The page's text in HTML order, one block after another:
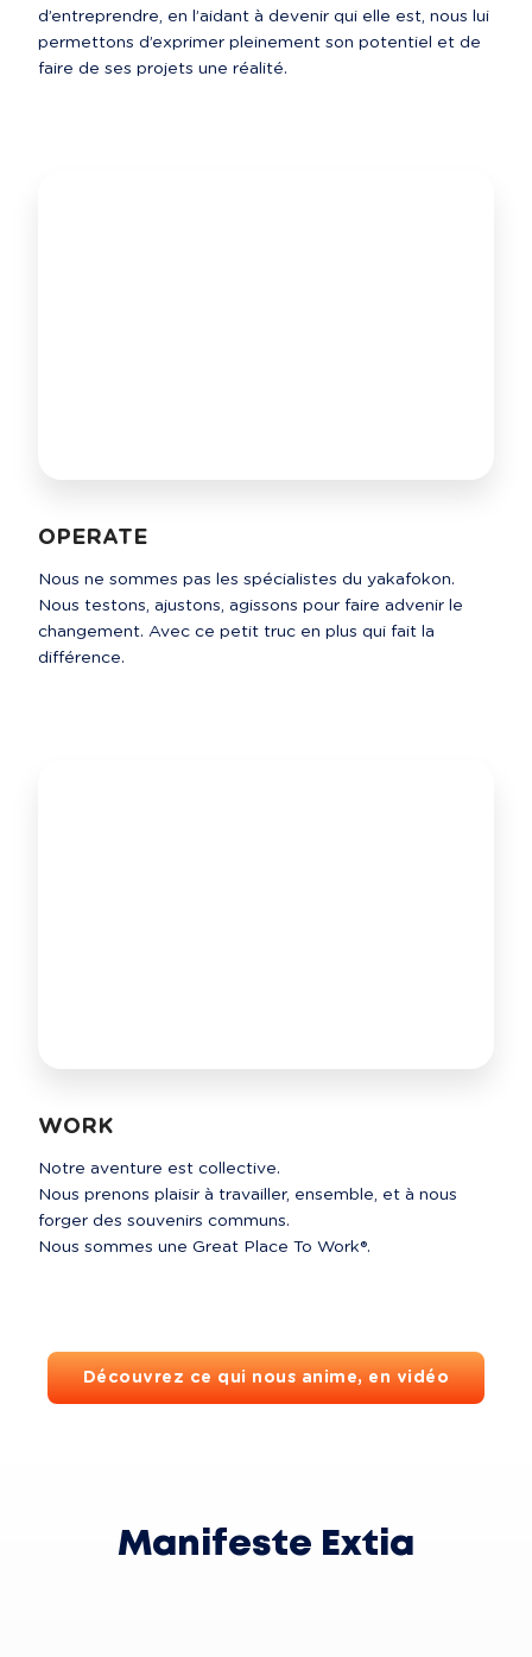
d’entreprendre, en l’aidant à devenir qui elle est, nous lui
permettons d’exprimer pleinement son potentiel et de
faire de ses projets une réalité.
OPERATE
Nous ne sommes pas les spécialistes du yakafokon.
Nous testons, ajustons, agissons pour faire advenir le
changement. Avec ce petit truc en plus qui fait la
différence.
WORK
Notre aventure est collective.
Nous prenons plaisir à travailler, ensemble, et à nous
forger des souvenirs communs.
Nous sommes une Great Place To Work®.
Découvrez ce qui nous anime, en vidéo
Manifeste Extia